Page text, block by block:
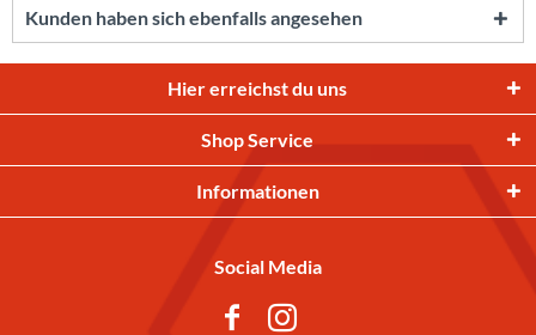
Kunden haben sich ebenfalls angesehen
Hier erreichst du uns
Shop Service
Informationen
Social Media